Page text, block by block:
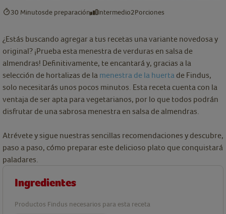
30 Minutosde preparación Intermedio2Porciones
¿Estás buscando agregar a tus recetas una variante novedosa y
original? ¡Prueba esta menestra de verduras en salsa de
almendras! Definitivamente, te encantará y, gracias a la
selección de hortalizas de la menestra de la huerta de Findus,
solo necesitarás unos pocos minutos. Esta receta cuenta con la
ventaja de ser apta para vegetarianos, por lo que todos podrán
disfrutar de una sabrosa menestra en salsa de almendras.
Atrévete y sigue nuestras sencillas recomendaciones y descubre,
paso a paso, cómo preparar este delicioso plato que conquistará
paladares.
Ingredientes
Productos Findus necesarios para esta receta